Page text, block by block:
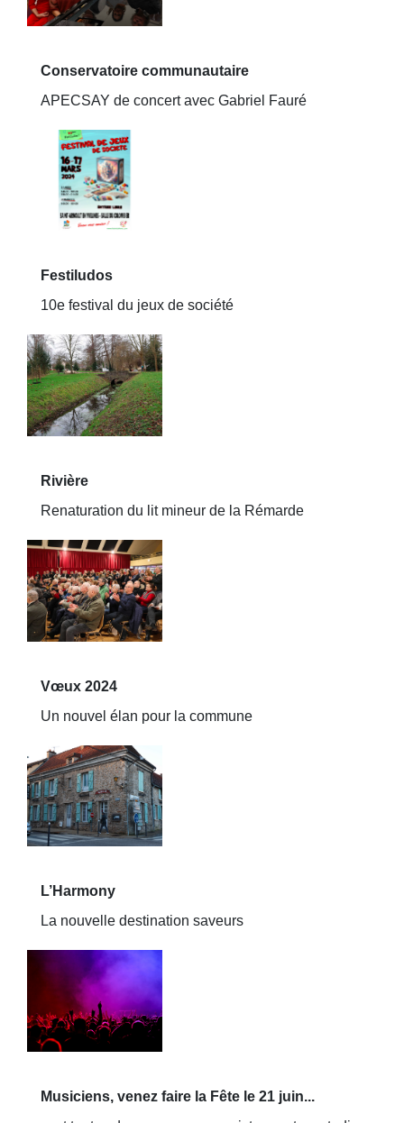
Conservatoire communautaire
APECSAY de concert avec Gabriel Fauré
Festiludos
10e festival du jeux de société
Rivière
Renaturation du lit mineur de la Rémarde
Vœux 2024
Un nouvel élan pour la commune
L’Harmony
La nouvelle destination saveurs
Musiciens, venez faire la Fête le 21 juin...